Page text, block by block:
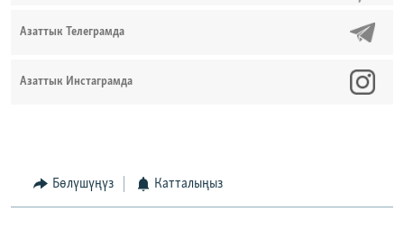
Азаттык Телеграмда
Азаттык Инстаграмда
Бөлүшүңүз Катталыңыз